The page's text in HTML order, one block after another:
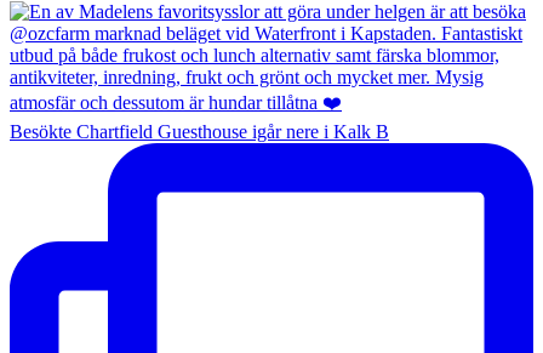
Besökte Chartfield Guesthouse igår nere i Kalk B